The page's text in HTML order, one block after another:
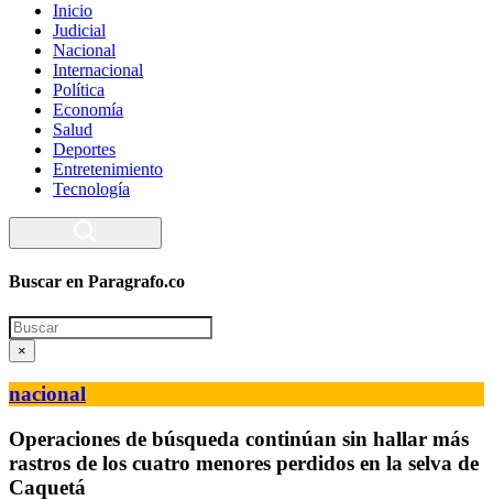
Inicio
Judicial
Nacional
Internacional
Política
Economía
Salud
Deportes
Entretenimiento
Tecnología
Buscar en Paragrafo.co
Search
×
nacional
Operaciones de búsqueda continúan sin hallar más
rastros de los cuatro menores perdidos en la selva de
Caquetá